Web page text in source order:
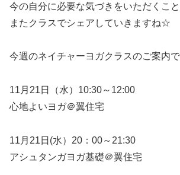
今の自分に必要な気づきをいただくこと
またクラスでシェアしていきますね☆
今週のネイチャーヨガクラスのご案内
11月21日（水）10:30～12:00
心地よいヨガ＠翼住宅
11月21日(水）20：00～21:30
アシュタンガヨガ基礎＠翼住宅